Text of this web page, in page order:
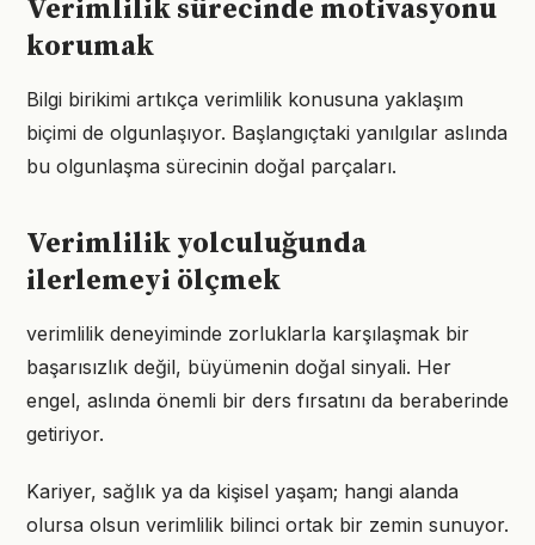
Verimlilik sürecinde motivasyonu
korumak
Bilgi birikimi artıkça verimlilik konusuna yaklaşım
biçimi de olgunlaşıyor. Başlangıçtaki yanılgılar aslında
bu olgunlaşma sürecinin doğal parçaları.
Verimlilik yolculuğunda
ilerlemeyi ölçmek
verimlilik deneyiminde zorluklarla karşılaşmak bir
başarısızlık değil, büyümenin doğal sinyali. Her
engel, aslında önemli bir ders fırsatını da beraberinde
getiriyor.
Kariyer, sağlık ya da kişisel yaşam; hangi alanda
olursa olsun verimlilik bilinci ortak bir zemin sunuyor.